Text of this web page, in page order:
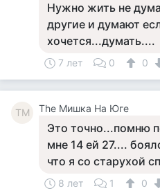
Нужно жить не
другие и думают
хочется...думать....
7 лет 0 0
TМ The Мишка На Юге
Это точно...помню
мне 14 ей 27....
что я со старухой
8 лет 1 0